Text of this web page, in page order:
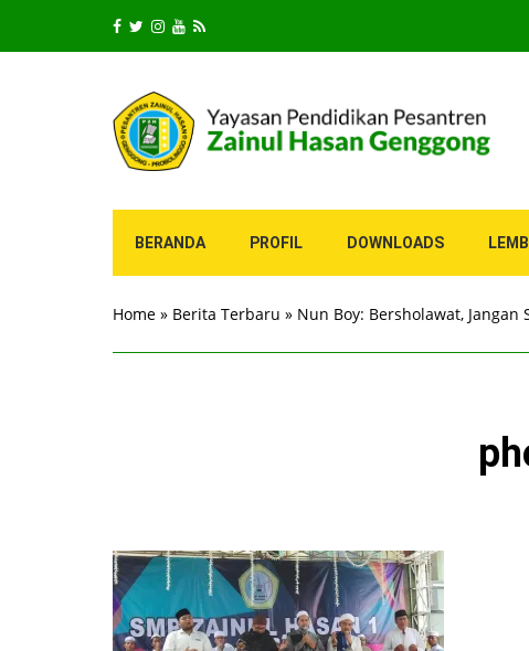
BERANDA PROFIL DOWNLOADS
Home » Berita Terbaru » Nun Boy: Bersholawat, Jangan